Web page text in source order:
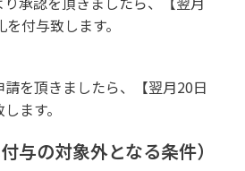
付与致します。
を頂きましたら、【翌月20日
ます。
与の対象外となる条件）